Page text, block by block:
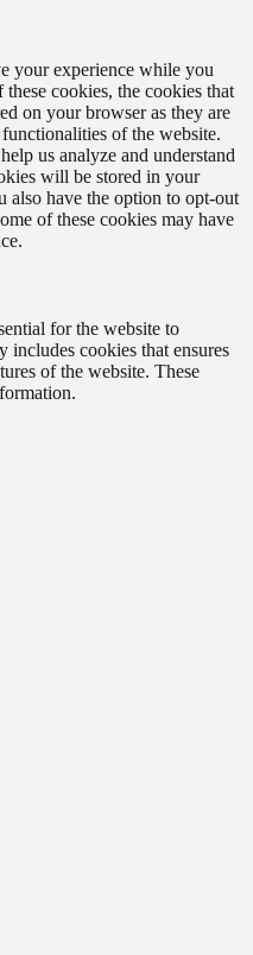
your experience while you
cookies, the cookies that
on your browser as they are
of the website.
us analyze and understand
will be stored in your
also have the option to opt-out
of these cookies may have
for the website to
cookies that ensures
of the website. These